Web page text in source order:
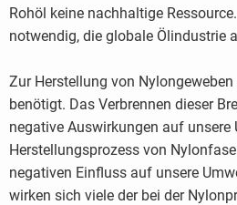
Rohöl keine nachhaltige
notwendig, die globale Ölindustrie
Zur Herstellung von
benötigt. Das Verbrennen dieser
negative Auswirkungen auf
Herstellungsprozess von
negativen Einfluss auf unsere
wirken sich viele der bei der